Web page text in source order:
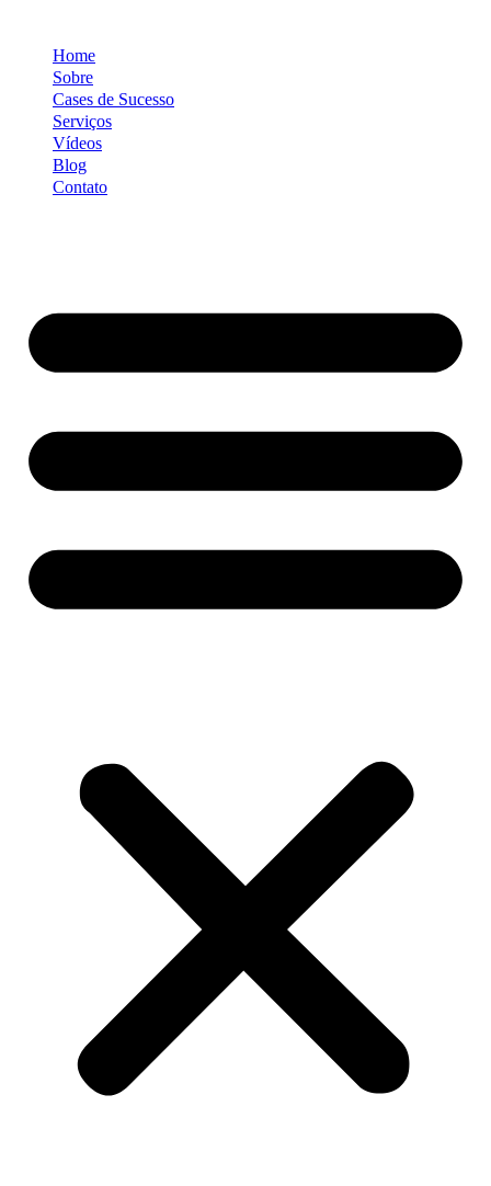
conteúdo
Home
Sobre
Cases de Sucesso
Serviços
Vídeos
Blog
Contato